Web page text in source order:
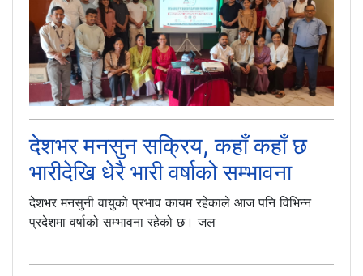
देशभर मनसुन सक्रिय, कहाँ कहाँ छ
भारीदेखि धेरै भारी वर्षाको सम्भावना
देशभर मनसुनी वायुको प्रभाव कायम रहेकाले आज पनि विभिन्न
प्रदेशमा वर्षाको सम्भावना रहेको छ। जल